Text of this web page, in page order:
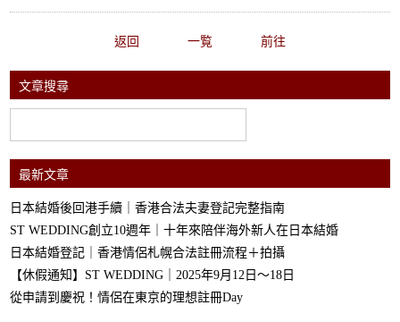
返回 一覧 前往
文章搜尋
最新文章
日本結婚後回港手續｜香港合法夫妻登記完整指南
ST WEDDING創立10週年｜十年來陪伴海外新人在日本結婚
日本結婚登記｜香港情侶札幌合法註冊流程＋拍攝
【休假通知】ST WEDDING｜2025年9月12日～18日
從申請到慶祝！情侶在東京的理想註冊Day